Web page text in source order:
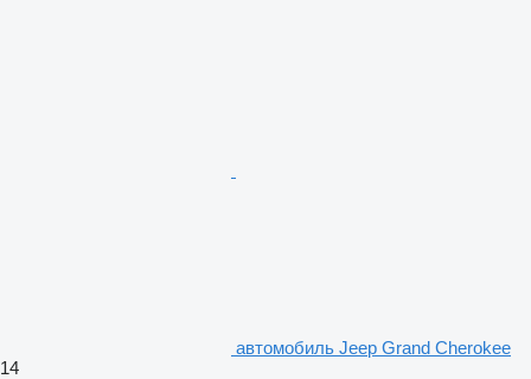
автомобиль Jeep Grand Cherokee
14